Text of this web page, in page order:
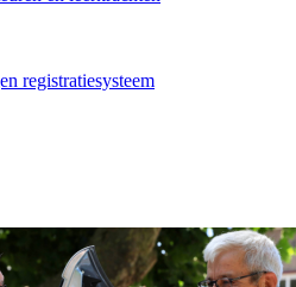
registratiesysteem